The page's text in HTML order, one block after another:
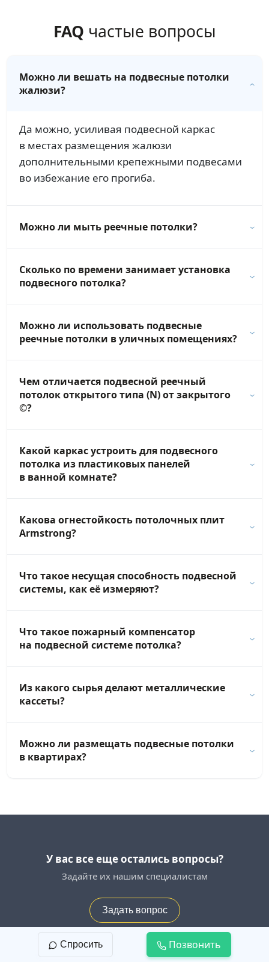
FAQ частые вопросы
Можно ли вешать на подвесные потолки
жалюзи?
Да можно, усиливая подвесной каркас
в местах размещения жалюзи
дополнительными крепежными подвесами
во избежание его прогиба.
Можно ли мыть реечные потолки?
Сколько по времени занимает установка
подвесного потолка?
Можно ли использовать подвесные
реечные потолки в уличных помещениях?
Чем отличается подвесной реечный
потолок открытого типа (N) от закрытого
©?
Какой каркас устроить для подвесного
потолка из пластиковых панелей
в ванной комнате?
Какова огнестойкость потолочных плит
Armstrong?
Что такое несущая способность подвесной
системы, как её измеряют?
Что такое пожарный компенсатор
на подвесной системе потолка?
Из какого сырья делают металлические
кассеты?
Можно ли размещать подвесные потолки
в квартирах?
У вас все еще остались вопросы?
Задайте их нашим специалистам
Задать вопрос
Спросить Позвонить